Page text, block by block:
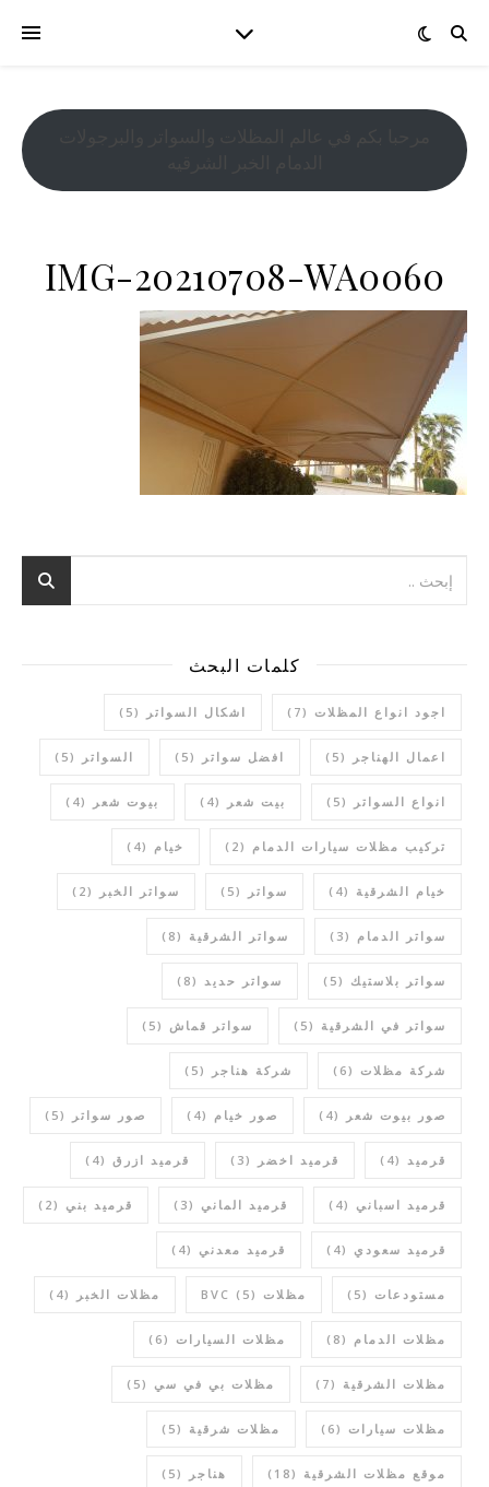
IMG-20210708-WA0060
كلمات البحث
اجود انواع المظلات (7) اشكال السواتر (5)
اعمال الهناجر (5) افضل سواتر (5) السواتر (5)
انواع السواتر (5) بيت شعر (4) بيوت شعر (4)
تركيب مظلات سيارات الدمام (2) خيام (4)
خيام الشرقية (4) سواتر (5) سواتر الخبر (2)
سواتر الدمام (3) سواتر الشرقية (8)
سواتر بلاستيك (5) سواتر حديد (8)
سواتر في الشرقية (5) سواتر قماش (5)
شركة مظلات (6) شركة هناجر (5)
صور بيوت شعر (4) صور خيام (4) صور سواتر (5)
قرميد (4) قرميد اخضر (3) قرميد ازرق (4)
قرميد اسباني (4) قرميد الماني (3) قرميد بني (2)
قرميد سعودي (4) قرميد معدني (4)
مستودعات (5) مظلات BVC (5) مظلات الخبر (4)
مظلات الدمام (8) مظلات السيارات (6)
مظلات الشرقية (7) مظلات بي في سي (5)
مظلات سيارات (6) مظلات شرقية (5)
موقع مظلات الشرقية (18) هناجر (5)